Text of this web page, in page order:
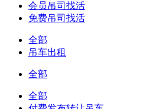
会员吊司找活
免费吊司找活
全部
吊车出租
全部
全部